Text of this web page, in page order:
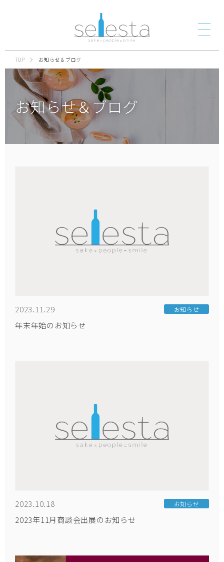
TOP お知らせ＆ブログ
お知らせ＆ブログ
2023.11.29 お知らせ
年末年始のお知らせ
2023.10.18 お知らせ
2023年11月商談会出展のお知らせ